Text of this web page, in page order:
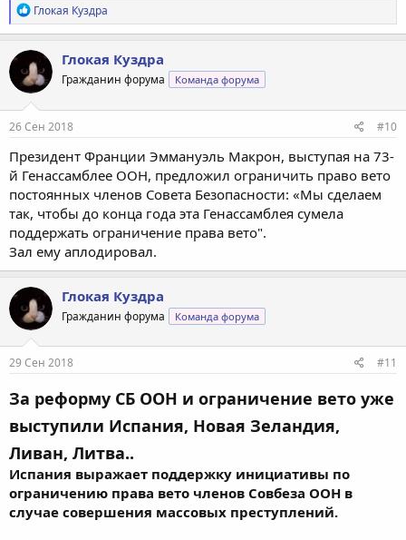
Р
е
а
к
ц
и
и
:
Глокая Куздра
Глокая Куздра
Гражданин форума Команда форума
26 Сен 2018 #10
Президент Франции Эммануэль Макрон, выступая на 73-
й Генассамблее ООН, предложил ограничить право вето
постоянных членов Совета Безопасности: «Мы сделаем
так, чтобы до конца года эта Генассамблея сумела
поддержать ограничение права вето".
Зал ему аплодировал.
Глокая Куздра
Гражданин форума Команда форума
29 Сен 2018 #11
За реформу СБ ООН и ограничение вето уже
выступили Испания, Новая Зеландия,
Ливан, Литва..
Испания выражает поддержку инициативы по
ограничению права вето членов Совбеза ООН в
случае совершения массовых преступлений.